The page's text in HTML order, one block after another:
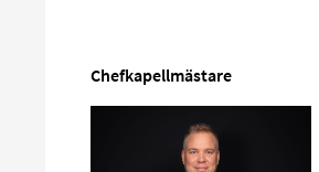
Chefkapellmästare